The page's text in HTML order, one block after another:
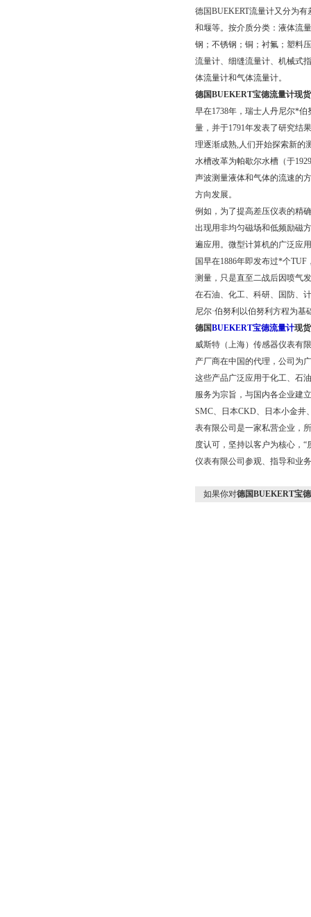
德国BUEKERT流量计又分为
和堰等。按介质分类：液体流
钢；不锈钢；铜；衬氟；塑料
流量计、细缝流量计、机械式
体流量计和气体流量计。
德国BUEKERT宝德流量计现
早在1738年，瑞士人丹尼尔*
量，并于1791年发表了研究结
理逐渐成熟,人们开始探索新的
水槽改革为帕歇尔水槽（于
声波测量液体和气体的流速的
方向发展。
例如，为了提高差压仪表的精
出现用非均匀磁场和低频励磁
遍应用。微型计算机的广泛应
国早在1886年即发布过*个
测量，只是直至二战后因喷气
在石油、化工、科研、国防、
尼尔·伯努利以伯努利方程为
德国BUEKERT宝德流量计现
威斯特（上海）传感器仪表有
产厂商在中国的代理，公司为
这些产品广泛应用于化工、石
服务为宗旨，与国内各企业建
SMC、日本CKD、日本小金井
表有限公司是一家私营企业，
度认可，坚持以客户为核心，
仪表有限公司参观、指导和业
如果你对德国BUEKERT宝